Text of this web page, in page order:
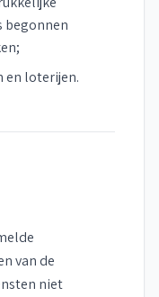
begonnen
en loterijen.
van de
niet